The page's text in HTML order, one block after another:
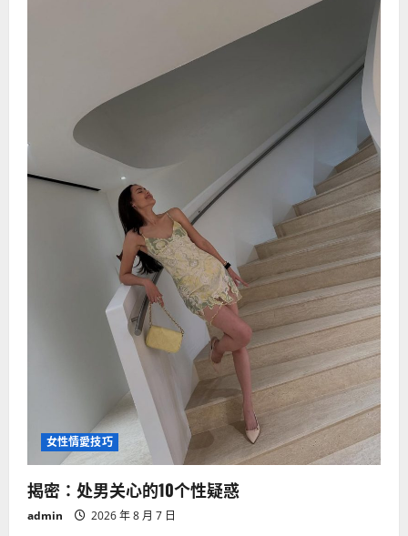
女性情愛技巧
揭密：处男关心的10个性疑惑
admin 2026 年 8 月 7 日